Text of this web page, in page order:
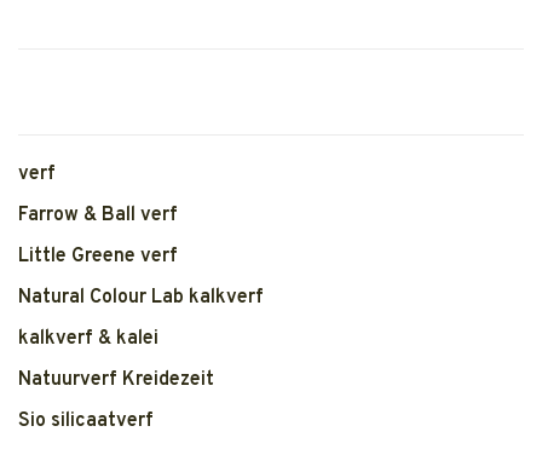
verf
Farrow & Ball verf
Little Greene verf
Natural Colour Lab kalkverf
kalkverf & kalei
Natuurverf Kreidezeit
Sio silicaatverf